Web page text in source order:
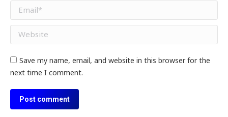
Email *
Website
Save my name, email, and website in this browser for the
next time I comment.
Post comment